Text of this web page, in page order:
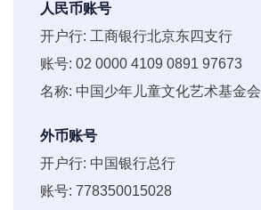
人民币账号
开户行: 工商银行北京东四支行
账号: 02 0000 4109 0891 97673
名称: 中国少年儿童文化艺术基金会
外币账号
开户行: 中国银行总行
账号: 778350015028